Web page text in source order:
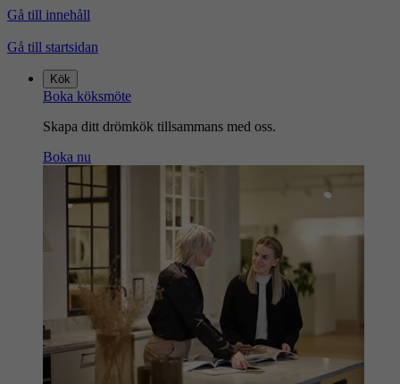
Gå till innehåll
Gå till startsidan
Kök
Boka köksmöte
Skapa ditt drömkök tillsammans med oss.
Boka nu